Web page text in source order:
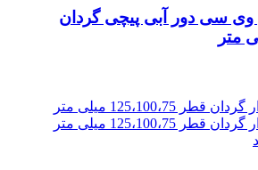
وی سی دور آبی پیچی گردان